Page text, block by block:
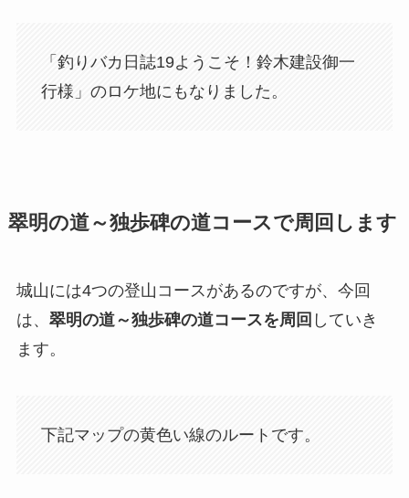
「釣りバカ日誌19ようこそ！鈴木建設御一
行様」のロケ地にもなりました。
翠明の道～独歩碑の道コースで周回します
城山には4つの登山コースがあるのですが、今回
は、 翠明の道～独歩碑の道コースを周回 していき
ます。
下記マップの黄色い線のルートです。